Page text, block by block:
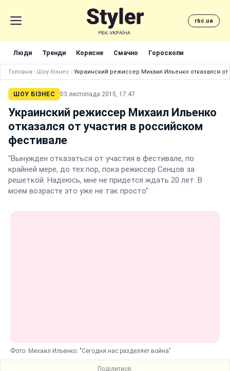
rbc.ua
Люди Тренди Корисне Смачно Гороскопи
Головна › Шоу бізнес › Украинский режиссер Михаил Ильенко отказался
ШОУ БІЗНЕС 03 листопада 2015, 17:47
Украинский режиссер Михаил Ильенко
отказался от участия в российском
фестивале
"Вынужден отказаться от участия в фестивале, по
крайней мере, до тех пор, пока режиссер Сенцов за
решеткой. Надеюсь, мне не придется ждать 20 лет. В
моем возрасте это уже не так просто"
Фото: Михаил Ильенко: "Сегодня нас разделяет война"
Поділитися: